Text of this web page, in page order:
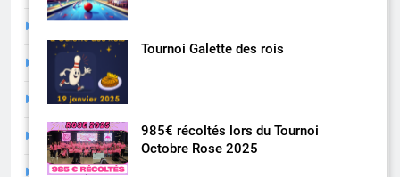
Tournoi Galette des rois
985€ récoltés lors du Tournoi
Octobre Rose 2025
Divers
Inscription
Résultats
Vie du Club